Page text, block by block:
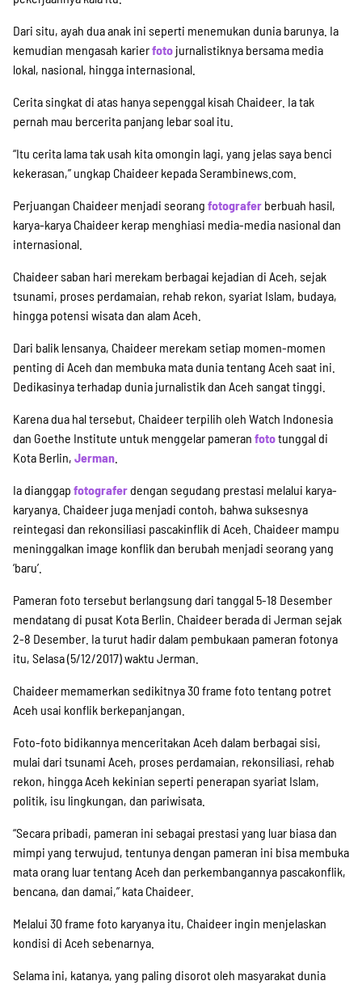
Dari situ, ayah dua anak ini seperti menemukan dunia barunya. Ia
kemudian mengasah karierfoto jurnalistiknya bersama media
lokal, nasional, hingga internasional.
Cerita singkat di atas hanya sepenggal kisah Chaideer. Ia tak
pernah mau bercerita panjang lebar soal itu.
“Itu cerita lama tak usah kita omongin lagi, yang jelas saya benci
kekerasan,” ungkap Chaideer kepada Serambinews.com.
Perjuangan Chaideer menjadi seorang fotografer berbuah hasil,
karya-karya Chaideer kerap menghiasi media-media nasional dan
internasional.
Chaideer saban hari merekam berbagai kejadian di Aceh, sejak
tsunami, proses perdamaian, rehab rekon, syariat Islam, budaya,
hingga potensi wisata dan alam Aceh.
Dari balik lensanya, Chaideer merekam setiap momen-momen
penting di Aceh dan membuka mata dunia tentang Aceh saat ini.
Dedikasinya terhadap dunia jurnalistik dan Aceh sangat tinggi.
Karena dua hal tersebut, Chaideer terpilih oleh Watch Indonesia
dan Goethe Institute untuk menggelar pameran fototunggal di
Kota Berlin, Jerman
Ia dianggap fotograferdengan segudang prestasi melalui karya-
karyanya. Chaideer juga menjadi contoh, bahwa suksesnya
reintegasi dan rekonsiliasi pascakinflik di Aceh. Chaideer mampu
meninggalkan image konflik dan berubah menjadi seorang yang
‘baru’.
Pameran foto tersebut berlangsung dari tanggal 5-18 Desember
mendatang di pusat Kota Berlin. Chaideer berada di Jerman sejak
2-8 Desember. Ia turut hadir dalam pembukaan pameran fotonya
itu, Selasa (5/12/2017) waktu Jerman.
Chaideer memamerkan sedikitnya 30 frame foto tentang potret
Aceh usai konflik berkepanjangan.
Foto-foto bidikannya menceritakan Aceh dalam berbagai sisi,
mulai dari tsunami Aceh, proses perdamaian, rekonsiliasi, rehab
rekon, hingga Aceh kekinian seperti penerapan syariat Islam,
politik, isu lingkungan, dan pariwisata.
“Secara pribadi, pameran ini sebagai prestasi yang luar biasa dan
mimpi yang terwujud, tentunya dengan pameran ini bisa membuka
mata orang luar tentang Aceh dan perkembangannya pascakonflik,
bencana, dan damai,” kata Chaideer.
Melalui 30 frame foto karyanya itu, Chaideer ingin menjelaskan
kondisi di Aceh sebenarnya.
Selama ini, katanya, yang paling disorot oleh masyarakat dunia